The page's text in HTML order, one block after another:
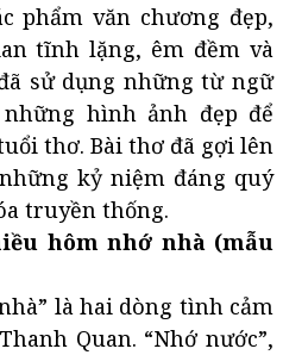
phẩm văn chương đẹp,
tĩnh lặng, êm đềm và
sử dụng những từ ngữ
hình ảnh đẹp để
thơ. Bài thơ đã gợi lên
kỷ niệm đáng quý
truyền thống.
hôm nhớ nhà (mẫu
là hai dòng tình cảm
Quan. “Nhớ nước”,